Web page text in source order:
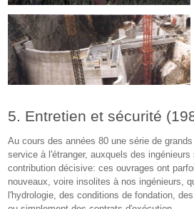
5. Entretien et sécurité
Au cours des années 80 une série de
service à l'étranger, auxquels des
contribution décisive: ces ouvrages ont
nouveaux, voire insolites à nos ingénieurs,
l'hydrologie, des conditions de fondation,